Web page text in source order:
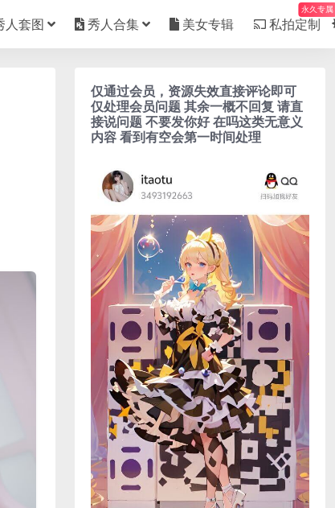
人套图 秀人合集 美女专辑 私拍定制
永久专属
仅通过会员，资源失效直接评论即可
仅处理会员问题 其余一概不回复 请直
接说问题 不要发你好 在吗这类无意义
内容 看到有空会第一时间处理